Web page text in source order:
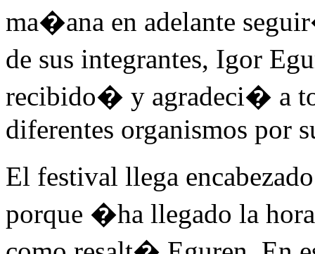
ma�ana en adelante
de sus integrantes, Igor
recibido� y agradeci� a
diferentes organismos por
El festival llega
porque �ha llegado la